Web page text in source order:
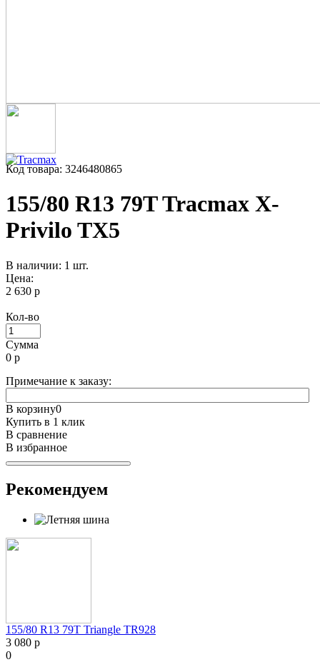
Код товара: 3246480865
155/80 R13 79T Tracmax X-
Privilo TX5
В наличии: 1 шт.
Цена:
2 630 р
Кол-во
Сумма
0 р
Примечание к заказу:
В корзину0
Купить в 1 клик
В сравнение
В избранное
Рекомендуем
155/80 R13 79T Triangle TR928
3 080 р
0